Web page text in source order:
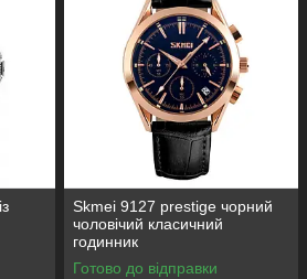
Skmei 9127 prestige чорний
чоловічий класичний
годинник
Готово до відправки